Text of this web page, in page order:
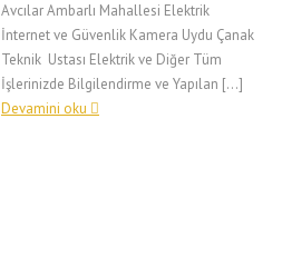
Avcılar Ambarlı Mahallesi Elektrik
İnternet ve Güvenlik Kamera Uydu Çanak
Teknik Ustası Elektrik ve Diğer Tüm
İşlerinizde Bilgilendirme ve Yapılan […]
Devamini oku